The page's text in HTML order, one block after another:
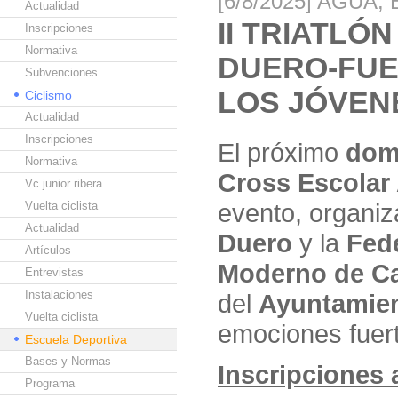
Actualidad
Inscripciones
Normativa
Subvenciones
Ciclismo
Actualidad
Inscripciones
Normativa
Vc junior ribera
Vuelta ciclista
Actualidad
Artículos
Entrevistas
Instalaciones
Vuelta ciclista
Escuela Deportiva
Bases y Normas
Programa
II
DUERO-
LOS
El próximo
Cross
evento,
Duero y la
Moderno de
del
emociones
Inscripciones